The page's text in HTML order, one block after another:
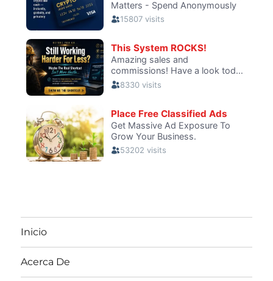
Inicio
Acerca De